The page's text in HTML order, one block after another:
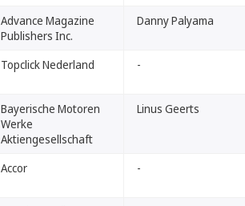
Advance Magazine
Publishers Inc.
Danny Palyama
Topclick Nederland -
Bayerische Motoren
Werke
Aktiengesellschaft
Linus Geerts
Accor -